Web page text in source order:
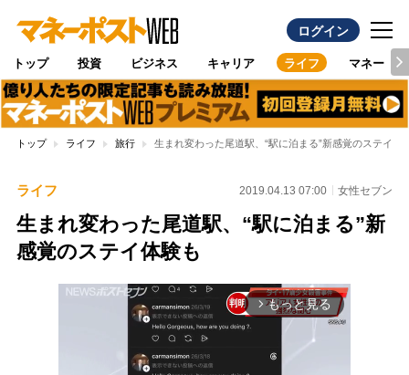
ログイン
トップ 投資 ビジネス キャリア ライフ マネー
トップ ライフ 旅行 生まれ変わった尾道駅、“駅に泊まる”新感覚のステイ体
ライフ 2019.04.13 07:00 女性セブン
生まれ変わった尾道駅、“駅に泊まる”新
感覚のステイ体験も
arrow_forward_ios もっと見る